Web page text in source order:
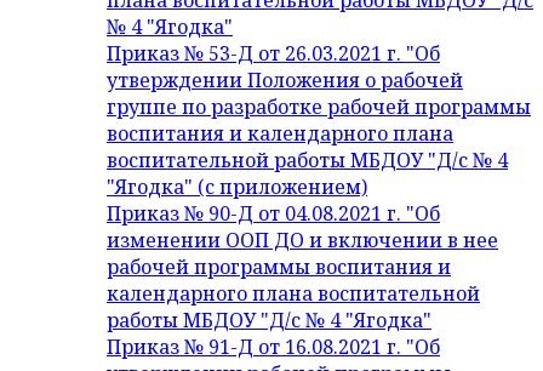
№ 4 "Ягодка"
Приказ № 53-Д от 26.03.2021 г. "Об
утверждении Положения о рабочей
группе по разработке рабочей программы
воспитания и календарного плана
воспитательной работы МБДОУ "Д/с № 4
"Ягодка" (с приложением)
Приказ № 90-Д от 04.08.2021 г. "Об
изменении ООП ДО и включении в нее
рабочей программы воспитания и
календарного плана воспитательной
работы МБДОУ "Д/с № 4 "Ягодка"
Приказ № 91-Д от 16.08.2021 г. "Об